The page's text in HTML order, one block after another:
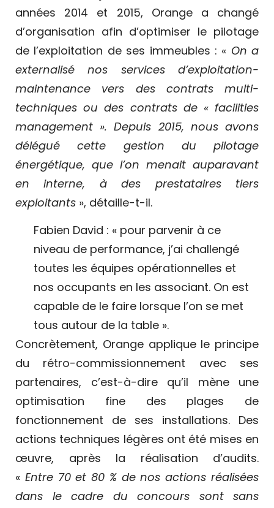
années 2014 et 2015, Orange a changé
d’organisation afin d’optimiser le pilotage
de l’exploitation de ses immeubles : « On a
externalisé nos services d’exploitation-
maintenance vers des contrats multi-
techniques ou des contrats de « facilities
management ». Depuis 2015, nous avons
délégué cette gestion du pilotage
énergétique, que l’on menait auparavant
en interne, à des prestataires tiers
exploitants », détaille-t-il.
Fabien David : « pour parvenir à ce
niveau de performance, j’ai challengé
toutes les équipes opérationnelles et
nos occupants en les associant. On est
capable de le faire lorsque l’on se met
tous autour de la table ».
Concrètement, Orange applique le principe
du rétro-commissionnement avec ses
partenaires, c’est-à-dire qu’il mène une
optimisation fine des plages de
fonctionnement de ses installations. Des
actions techniques légères ont été mises en
œuvre, après la réalisation d’audits.
« Entre 70 et 80 % de nos actions réalisées
dans le cadre du concours sont sans